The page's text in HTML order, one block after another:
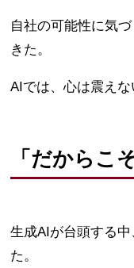
自社の可能性に気
きた。
AIでは、心は震えな
「だからこ
生成AIが台頭する
た。